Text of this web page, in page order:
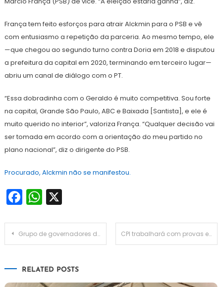
França tem feito esforços para atrair Alckmin para o PSB e vê
com entusiasmo a repetição da parceria. Ao mesmo tempo, ele
—que chegou ao segundo turno contra Doria em 2018 e disputou
a prefeitura da capital em 2020, terminando em terceiro lugar—
abriu um canal de diálogo com o PT.
“Essa dobradinha com o Geraldo é muito competitiva. Sou forte
na capital, Grande São Paulo, ABC e Baixada [Santista], e ele é
muito querido no interior”, valoriza França. “Qualquer decisão vai
ser tomada em acordo com a orientação do meu partido no
plano nacional”, diz o dirigente do PSB.
Procurado, Alckmin não se manifestou.
Facebook
WhatsApp
X
Navegação
Grupo de governadores deve pedir afastamento de subprocuradora CPI trabalhará com provas e dará as respostas cobradas pela sociedade, diz Renan
RELATED POSTS